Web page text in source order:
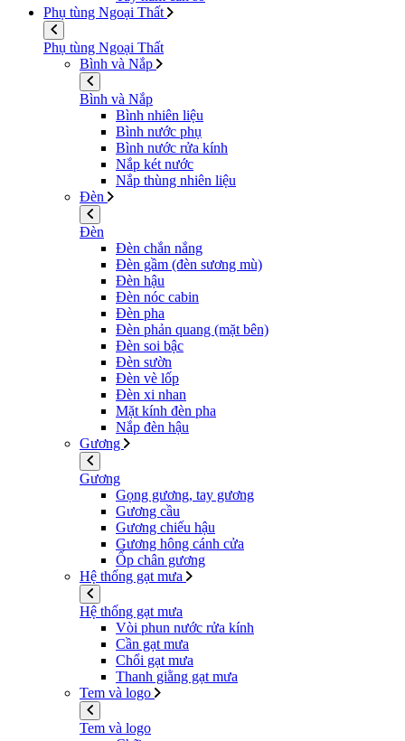
Phụ tùng Ngoại Thất
Phụ tùng Ngoại Thất
Bình và Nắp
Bình và Nắp
Bình nhiên liệu
Bình nước phụ
Bình nước rửa kính
Nắp két nước
Nắp thùng nhiên liệu
Đèn
Đèn
Đèn chắn nắng
Đèn gầm (đèn sương mù)
Đèn hậu
Đèn nóc cabin
Đèn pha
Đèn phản quang (mặt bên)
Đèn soi bậc
Đèn sườn
Đèn vè lốp
Đèn xi nhan
Mặt kính đèn pha
Nắp đèn hậu
Gương
Gương
Gọng gương, tay gương
Gương cầu
Gương chiếu hậu
Gương hông cánh cửa
Ốp chân gương
Hệ thống gạt mưa
Hệ thống gạt mưa
Vòi phun nước rửa kính
Cần gạt mưa
Chổi gạt mưa
Thanh giằng gạt mưa
Tem và logo
Tem và logo